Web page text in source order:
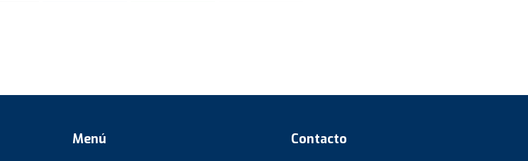
Menú Contacto